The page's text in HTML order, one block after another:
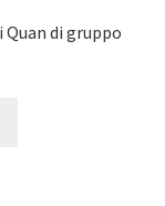
Quan di gruppo